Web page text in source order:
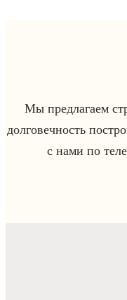
Мы предлагаем
долговечность
с нами по